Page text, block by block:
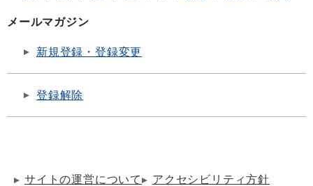
メールマガジン
新規登録・登録変更
登録解除
サイトの運営について
アクセシビリティ方針